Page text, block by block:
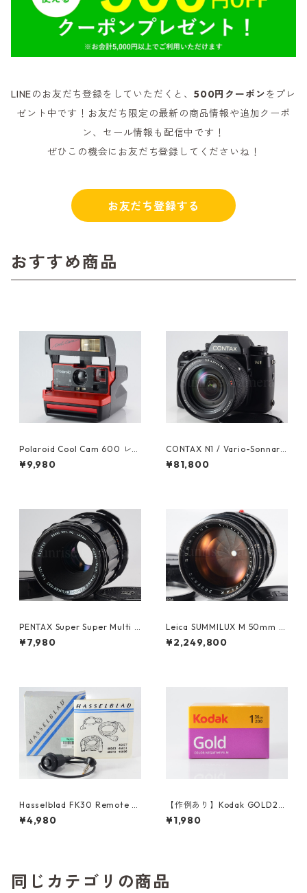
LINEのお友だち登録をしていただくと、500円クーポンをプレ
ゼント中です！お友だち限定の最新の商品情報や追加クーポ
ン、セール情報も配信中です！
ぜひこの機会にお友だち登録してくださいね！
お友だち登録する
おすすめ商品
Polaroid Cool Cam 600 レッ
¥9,980
CONTAX N1 / Vario-Sonnar
24-85mm F3.5-4.5 コンタッ
クス (61606)
¥81,800
PENTAX Super Super Multi C
oated MACRO TAKUMAR 6×
7 135mm F4 ペンタックス (61
¥7,980
Leica SUMMILUX M 50mm F
1.4 ブラックペイント 初代 ラ
イカ (61465)
¥2,249,800
Hasselblad FK30 Remote S
hutter Release 46043 ハッ
セルブラッド (61432)
¥4,980
【作例あり】Kodak GOLD20
0 35mmカラーネガフィルム
36枚撮り (K012)
¥1,980
同じカテゴリの商品